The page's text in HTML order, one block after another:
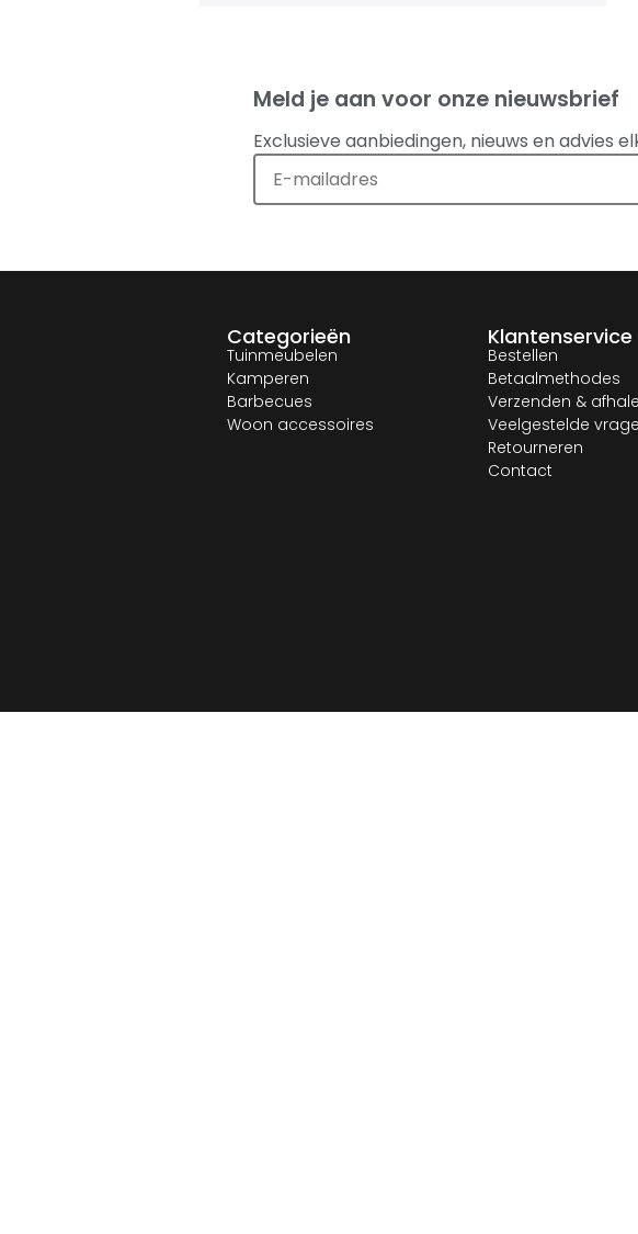
Meld je aan voor onze nieuwsbrief
Exclusieve aanbiedingen, nieuws en advies
Categorieën
Tuinmeubelen
Kamperen
Barbecues
Woon accessoires
Klantenservice
Bestellen
Betaalmethodes
Verzenden &
Veelgestelde
Retourneren
Contact